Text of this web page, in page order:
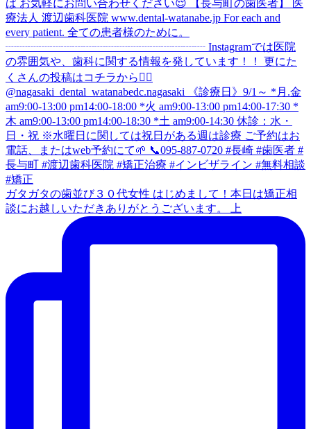
ガタガタの歯並び３０代女性 はじめまして！本日は矯正相
談にお越しいただきありがとうございます。 上